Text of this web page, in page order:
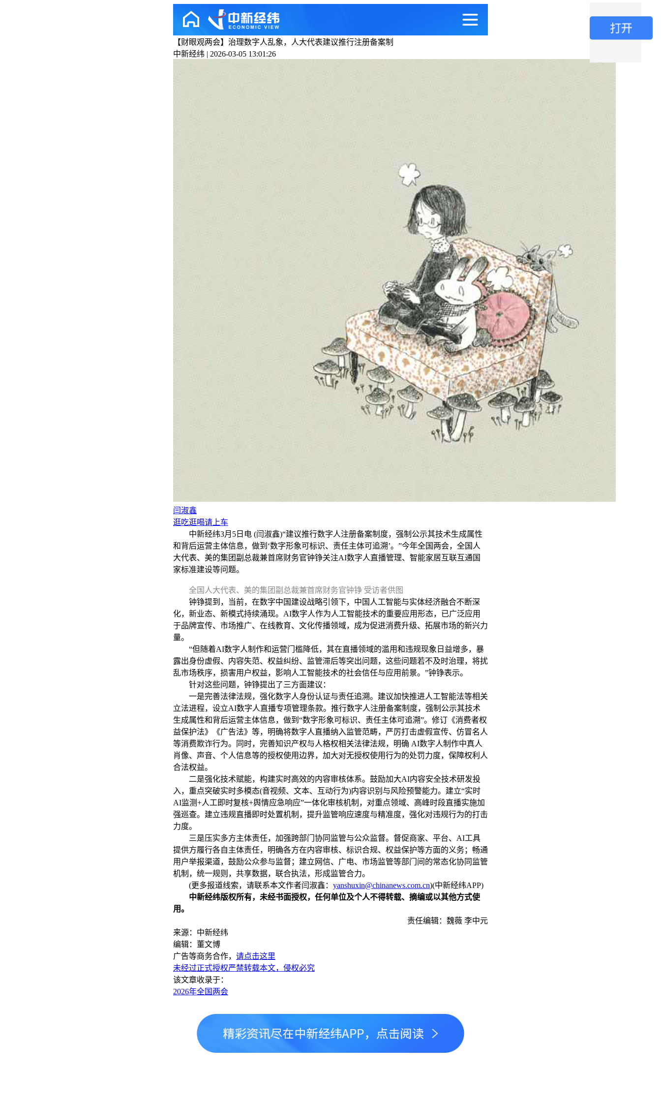
【财眼观两会】治理数字人乱象，人大代表建议推行注册备案制
中新经纬 | 2026-03-05 13:01:26
闫淑鑫
逛吃逛喝请上车
中新经纬3月5日电 (闫淑鑫)“建议推行数字人注册备案制度，强制公示其技术生成属性
和背后运营主体信息，做到‘数字形象可标识、责任主体可追溯’。”今年全国两会，全国人
大代表、美的集团副总裁兼首席财务官钟铮关注AI数字人直播管理、智能家居互联互通国
家标准建设等问题。
全国人大代表、美的集团副总裁兼首席财务官钟铮 受访者供图
钟铮提到，当前，在数字中国建设战略引领下，中国人工智能与实体经济融合不断深
化，新业态、新模式持续涌现。AI数字人作为人工智能技术的重要应用形态，已广泛应用
于品牌宣传、市场推广、在线教育、文化传播领域，成为促进消费升级、拓展市场的新兴力
量。
“但随着AI数字人制作和运营门槛降低，其在直播领域的滥用和违规现象日益增多，暴
露出身份虚假、内容失范、权益纠纷、监管滞后等突出问题，这些问题若不及时治理，将扰
乱市场秩序，损害用户权益，影响人工智能技术的社会信任与应用前景。”钟铮表示。
针对这些问题，钟铮提出了三方面建议：
一是完善法律法规，强化数字人身份认证与责任追溯。建议加快推进人工智能法等相关
立法进程，设立AI数字人直播专项管理条款。推行数字人注册备案制度，强制公示其技术
生成属性和背后运营主体信息，做到“数字形象可标识、责任主体可追溯”。修订《消费者权
益保护法》《广告法》等，明确将数字人直播纳入监管范畴，严厉打击虚假宣传、仿冒名人
等消费欺诈行为。同时，完善知识产权与人格权相关法律法规，明确 AI数字人制作中真人
肖像、声音、个人信息等的授权使用边界，加大对无授权使用行为的处罚力度，保障权利人
合法权益。
二是强化技术赋能，构建实时高效的内容审核体系。鼓励加大AI内容安全技术研发投
入，重点突破实时多模态(音视频、文本、互动行为)内容识别与风险预警能力。建立“实时
AI监测+人工即时复核+舆情应急响应”一体化审核机制，对重点领域、高峰时段直播实施加
强巡查。建立违规直播即时处置机制，提升监管响应速度与精准度，强化对违规行为的打击
力度。
三是压实多方主体责任，加强跨部门协同监管与公众监督。督促商家、平台、AI工具
提供方履行各自主体责任，明确各方在内容审核、标识合规、权益保护等方面的义务；畅通
用户举报渠道，鼓励公众参与监督；建立网信、广电、市场监管等部门间的常态化协同监管
机制，统一规则，共享数据，联合执法，形成监管合力。
(更多报道线索，请联系本文作者闫淑鑫： yanshuxin@chinanews.com.cn)(中新经纬APP)
中新经纬版权所有，未经书面授权，任何单位及个人不得转载、摘编或以其他方式使
用。
责任编辑：魏薇 李中元
来源：中新经纬
编辑：董文博
广告等商务合作， 请点击这里
未经过正式授权严禁转载本文，侵权必究
该文章收录于：
2026年全国两会